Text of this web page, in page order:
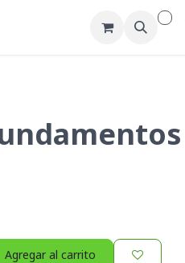
Empleos
Agregar al carrito